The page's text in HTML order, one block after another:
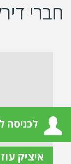
לכניסה
חברי
איציק עוז